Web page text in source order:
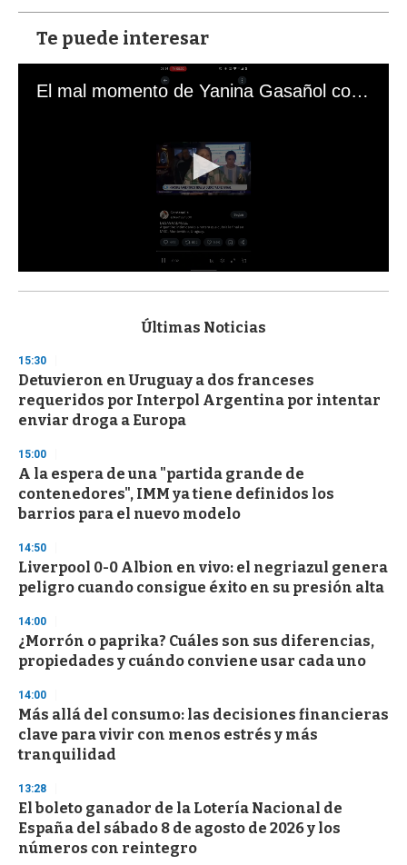
Te puede interesar
El mal momento de Yanina Gasañol con un hincha argentino en "Subrayado"
s
d
s
o
f
3
s
e
c
o
n
s
Últimas Noticias
15:30
Detuvieron en Uruguay a dos franceses
requeridos por Interpol Argentina por intentar
enviar droga a Europa
15:00
A la espera de una "partida grande de
contenedores", IMM ya tiene definidos los
barrios para el nuevo modelo
14:50
Liverpool 0-0 Albion en vivo: el negriazul genera
peligro cuando consigue éxito en su presión alta
14:00
¿Morrón o paprika? Cuáles son sus diferencias,
propiedades y cuándo conviene usar cada uno
14:00
Más allá del consumo: las decisiones financieras
clave para vivir con menos estrés y más
tranquilidad
13:28
El boleto ganador de la Lotería Nacional de
España del sábado 8 de agosto de 2026 y los
números con reintegro